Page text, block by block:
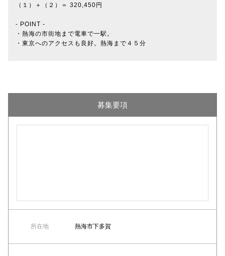
（１）＋（２）＝ 320,450円
- POINT -
・熱海の市街地まで電車で一駅。
・東京へのアクセスも良好。熱海まで４５分
募集要項
所在地 熱海市下多賀